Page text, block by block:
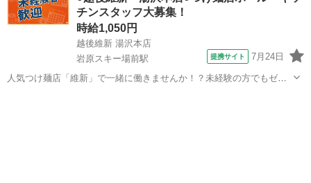
お仕事です! 【接客・レジ対応...
チンスタッフ大募集！
時給1,050円
越後維新 湯沢本店
岩原スキー場前駅
提携サイト 7月24日
人気つけ麺店「維新」で一緒に働きませんか！？未経験の方でもゼロ